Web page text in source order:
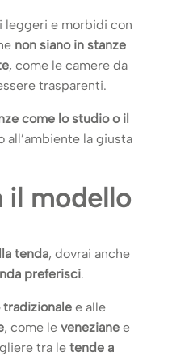
leggeri e morbidi con
non siano in stanze
, come le camere da
trasparenti.
come lo studio o il
all’ambiente la giusta
il modello
tenda, dovrai anche
preferisci.
e alle
, come le venezianee
tra letende a